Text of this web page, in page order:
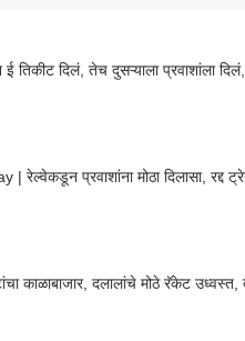
तिकीट दिलं, तेच दुसऱ्याला प्रवाशांला दिलं,
रेल्वेकडून प्रवाशांना मोठा दिलासा, रद्द
काळाबाजार, दलालांचे मोठे रॅकेट